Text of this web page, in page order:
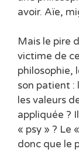
avoir. Aïe,
Mais le pire
victime de
philosophie,
son patient :
les valeurs
appliquée ?
« psy » ? Le
donc que le